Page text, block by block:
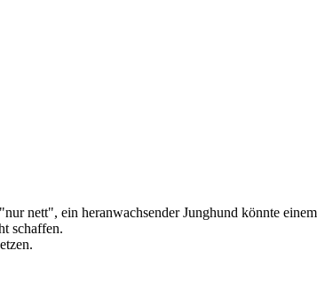
nett", ein heranwachsender Junghund könnte
schaffen.